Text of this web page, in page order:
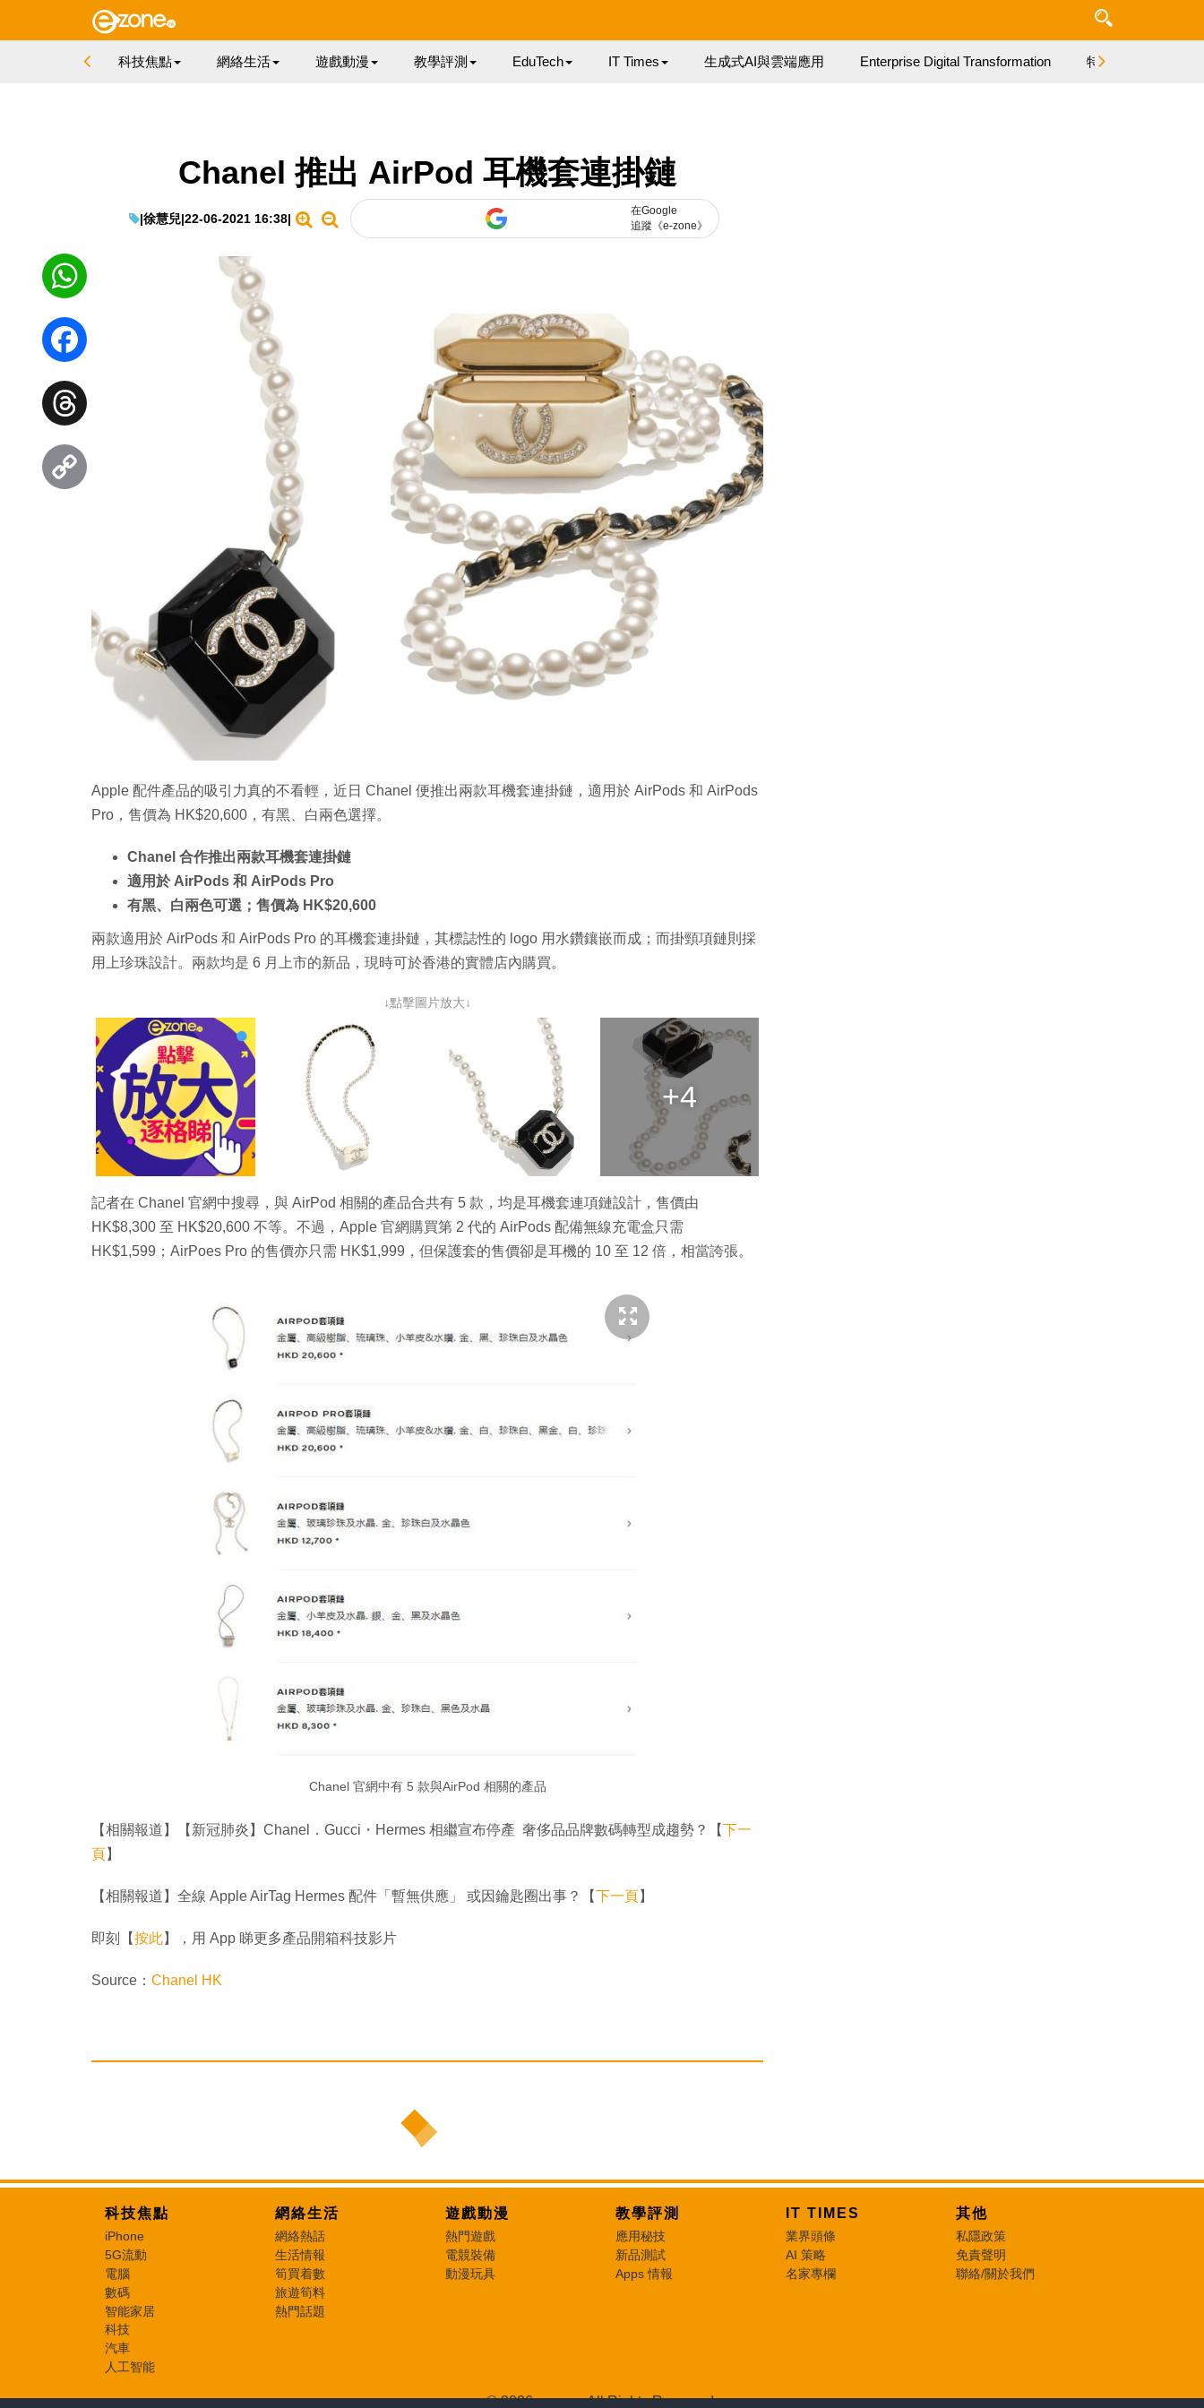
科技焦點 網絡生活 遊戲動漫 教學評測 EduTech IT Times 生成式AI與雲端應用 Enterprise Digital Transformation 特集
Chanel 推出 AirPod 耳機套連掛鏈
|徐慧兒|22-06-2021 16:38|
在Google
追蹤《e-zone》
Apple 配件產品的吸引力真的不看輕，近日 Chanel 便推出兩款耳機套連掛鏈，適用於 AirPods 和 AirPods
Pro，售價為 HK$20,600，有黑、白兩色選擇。
Chanel 合作推出兩款耳機套連掛鏈
適用於 AirPods 和 AirPods Pro
有黑、白兩色可選；售價為 HK$20,600
兩款適用於 AirPods 和 AirPods Pro 的耳機套連掛鏈，其標誌性的 logo 用水鑽鑲嵌而成；而掛頸項鏈則採
用上珍珠設計。兩款均是 6 月上市的新品，現時可於香港的實體店內購買。
↓點擊圖片放大↓
+4
記者在 Chanel 官網中搜尋，與 AirPod 相關的產品合共有 5 款，均是耳機套連項鏈設計，售價由
HK$8,300 至 HK$20,600 不等。不過，Apple 官網購買第 2 代的 AirPods 配備無線充電盒只需
HK$1,599；AirPoes Pro 的售價亦只需 HK$1,999，但保護套的售價卻是耳機的 10 至 12 倍，相當誇張。
Chanel 官網中有 5 款與AirPod 相關的產品
【相關報道】【新冠肺炎】Chanel．Gucci・Hermes 相繼宣布停產 奢侈品品牌數碼轉型成趨勢？【下一
頁】
【相關報道】全線 Apple AirTag Hermes 配件「暫無供應」 或因鑰匙圈出事？【下一頁】
即刻【按此】，用 App 睇更多產品開箱科技影片
Source： Chanel HK
WhatsApp
Facebook
Threads
科技焦點
iPhone
5G流動
電腦
數碼
智能家居
科技
汽車
人工智能
網絡生活
網絡熱話
生活情報
筍買着數
旅遊筍料
熱門話題
遊戲動漫
熱門遊戲
電競裝備
動漫玩具
教學評測
應用秘技
新品測試
Apps 情報
IT TIMES
業界頭條
AI 策略
名家專欄
其他
私隱政策
免責聲明
聯絡/關於我們
© 2026 e-zone. All Rights Reserved.